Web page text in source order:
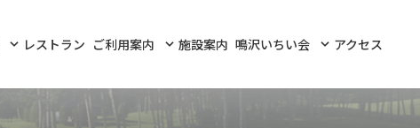
レストラン ご利用案内 施設案内 鳴沢いちい会 アクセス